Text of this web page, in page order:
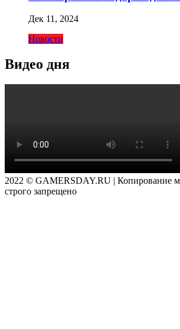
Дек 11, 2024
Новости
Видео дня
2022 © GAMERSDAY.RU | Копирование
строго запрещено